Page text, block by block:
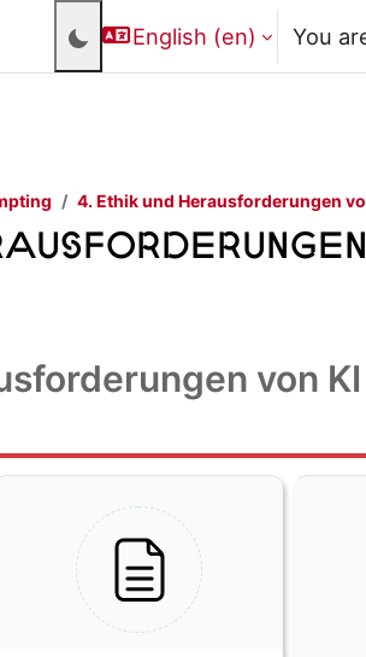
English ‎(en)‎ You
4. Ethik und Herausforderungen
von KI